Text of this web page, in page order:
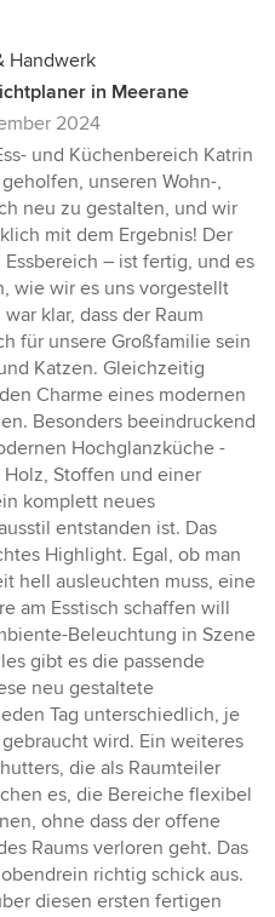
Handwerk
in Meerane
2024
und Küchenbereich Katrin
unseren Wohn-,
neu zu gestalten, und wir
mit dem Ergebnis! Der
– ist fertig, und es
wie wir es uns vorgestellt
klar, dass der Raum
für unsere Großfamilie sein
Katzen. Gleichzeitig
Charme eines modernen
Besonders beeindruckend
Hochglanzküche -
Stoffen und einer
komplett neues
entstanden ist. Das
Highlight. Egal, ob man
hell ausleuchten muss, eine
am Esstisch schaffen will
Beleuchtung in Szene
gibt es die passende
neu gestaltete
Tag unterschiedlich, je
wird. Ein weiteres
die als Raumteiler
es, die Bereiche flexibel
ohne dass der offene
Raums verloren geht. Das
richtig schick aus.
diesen ersten fertigen